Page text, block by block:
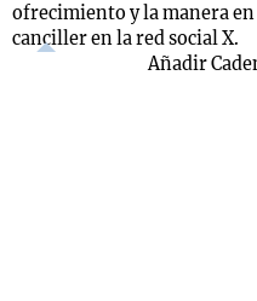
ofrecimiento y la manera
canciller en la red social X.
Añadir